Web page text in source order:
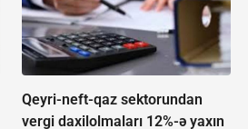
Qeyri-neft-qaz sektorundan
vergi daxilolmaları 12%-ə yaxın